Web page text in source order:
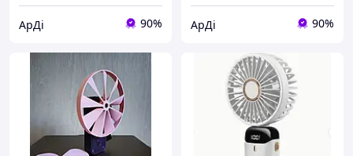
АрДі 90% АрДі 90%